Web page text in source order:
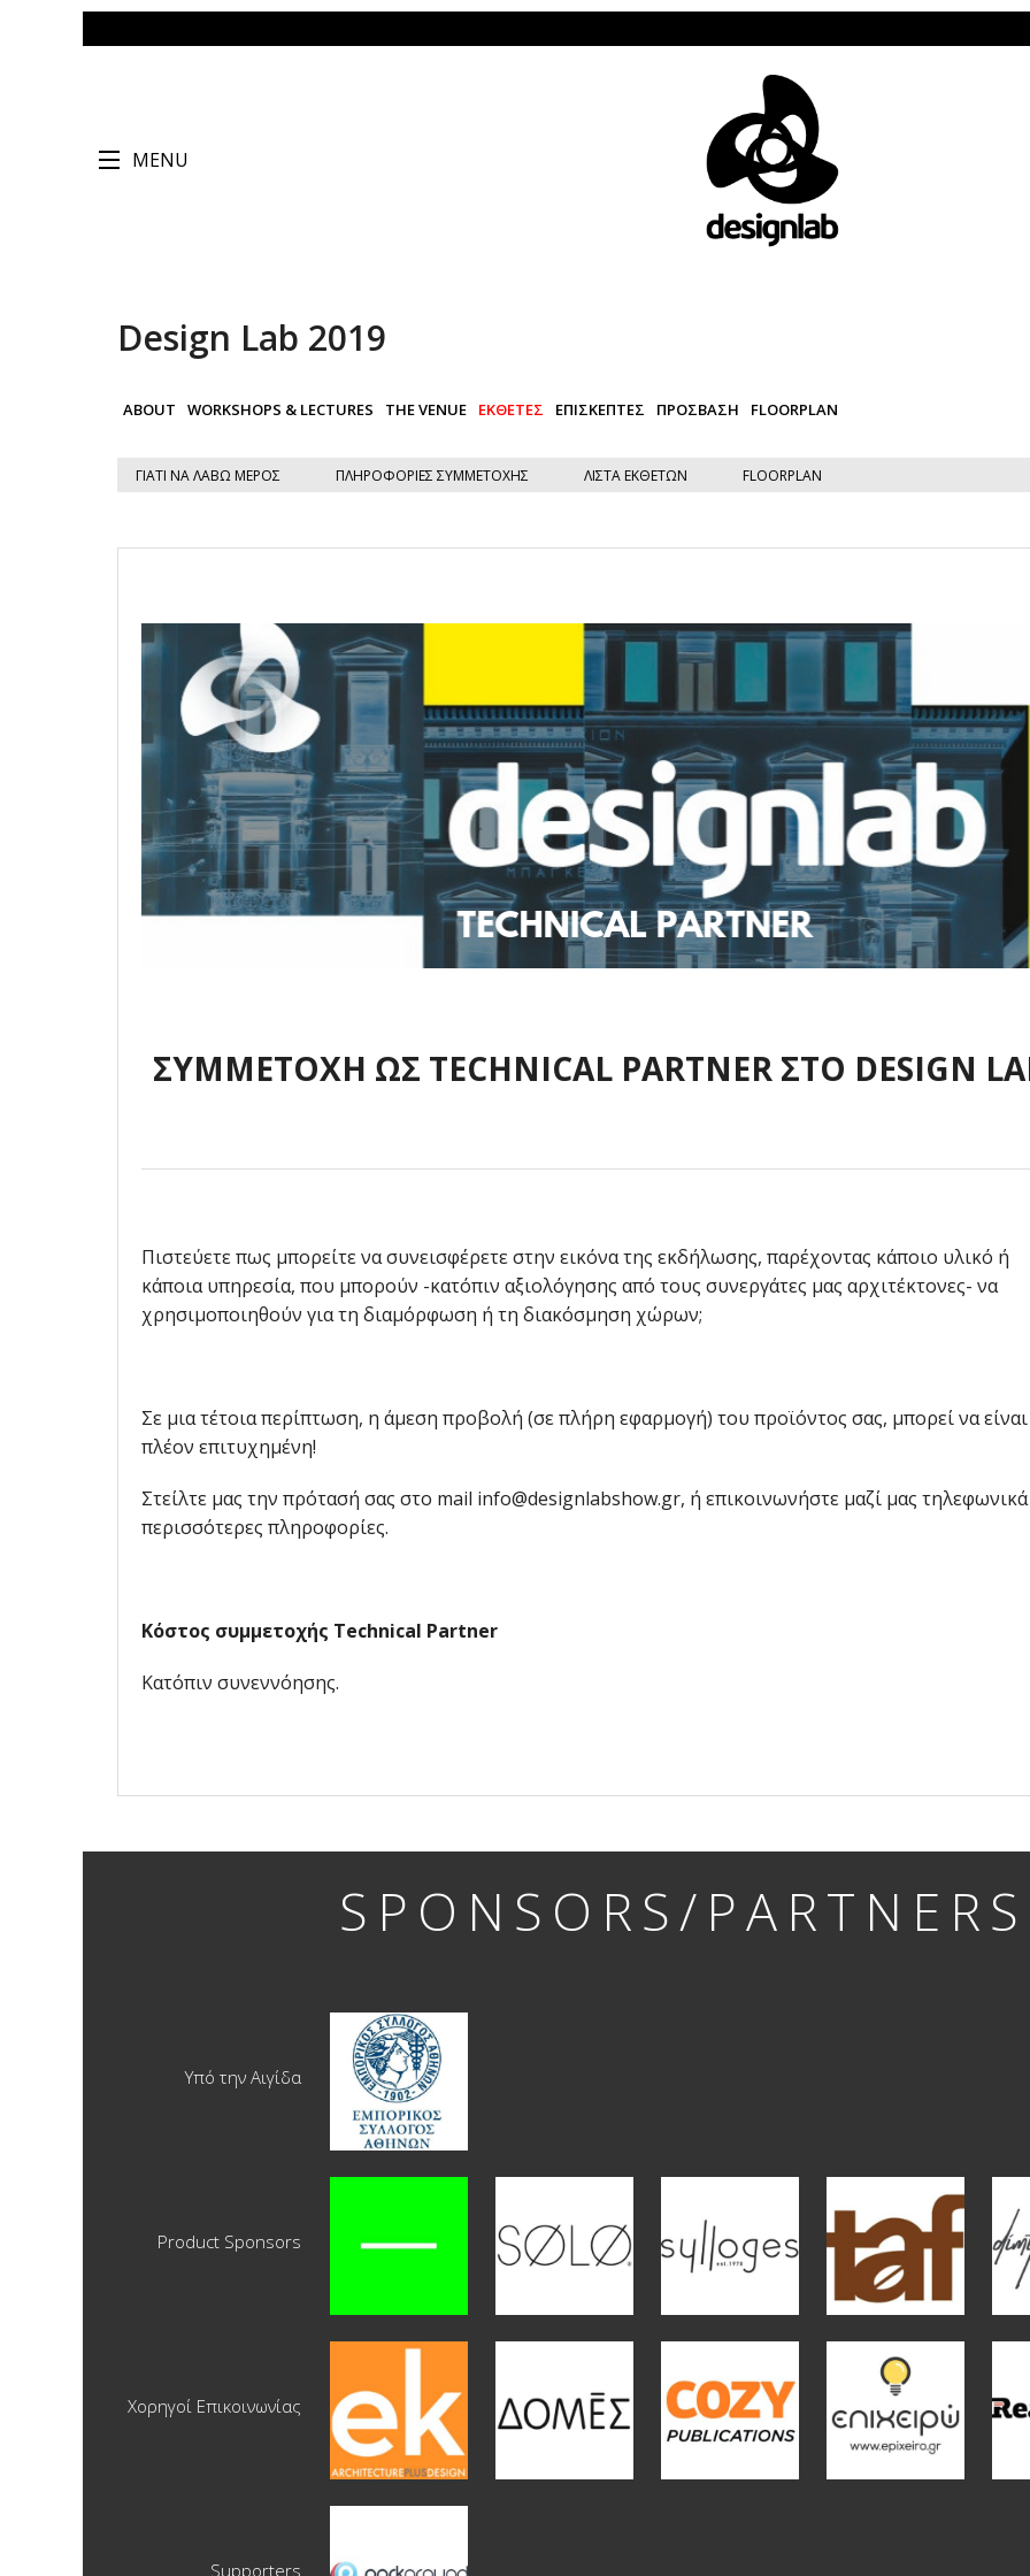
MENU
Design Lab 2019
ABOUT WORKSHOPS & LECTURES THE VENUE ΕΚΘΕΤΕΣ ΕΠΙΣΚΕΠΤΕΣ ΠΡΟΣΒΑΣΗ FLOORPLAN
ΓΙΑΤΙ ΝΑ ΛΑΒΩ ΜΕΡΟΣ ΠΛΗΡΟΦΟΡΙΕΣ ΣΥΜΜΕΤΟΧΗΣ ΛΙΣΤΑ ΕΚΘΕΤΩΝ FLOORPLAN
ΣΥΜΜΕΤΟΧΗ ΩΣ TECHNICAL PARTNER ΣΤΟ DESIGN
Πιστεύετε πως μπορείτε να συνεισφέρετε στην εικόνα της εκδήλωσης, παρέχοντας κάποιο υλικό ή
κάποια υπηρεσία, που μπορούν -κατόπιν αξιολόγησης από τους συνεργάτες μας αρχιτέκτονες- να
χρησιμοποιηθούν για τη διαμόρφωση ή τη διακόσμηση χώρων;
Σε μια τέτοια περίπτωση, η άμεση προβολή (σε πλήρη εφαρμογή) του προϊόντος σας, μπορεί να
πλέον επιτυχημένη!
Στείλτε μας την πρότασή σας στο mail info@designlabshow.gr, ή επικοινωνήστε μαζί μας τηλεφωνικά
περισσότερες πληροφορίες.
Κόστος συμμετοχής Technical Partner
Κατόπιν συνεννόησης.
SPONSORS/
Υπό την Αιγίδα
Product Sponsors
Χορηγοί Επικοινωνίας
Supporters